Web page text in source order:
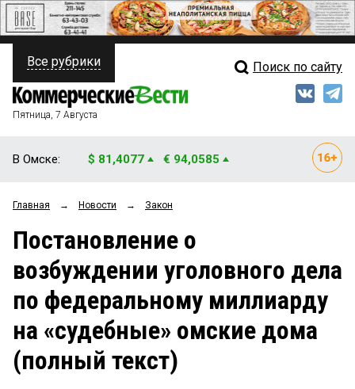
ПОЛИТИКА
ФИНАНСЫ
ОБЩЕСТВО
ЗАКОН
НОВОСТИ КОМПАНИЙ
ПРОИСШЕСТВИЯ
СТИЛЬ ЖИЗНИ
Свежий выпуск
Блоги
Архив
Все рубрики Поиск по сайту
Пятница, 7 Августа
В Омске: $ 81,4077 € 94,0585
Главная → Новости → Закон
Постановление о
возбуждении уголовного дела
по федеральному миллиарду
на «судебные» омские дома
(полный текст)